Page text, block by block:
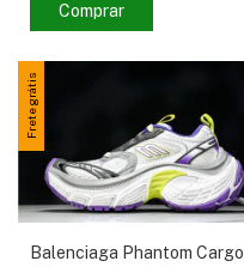
Comprar
Frete grátis
Balenciaga Phantom Cargo